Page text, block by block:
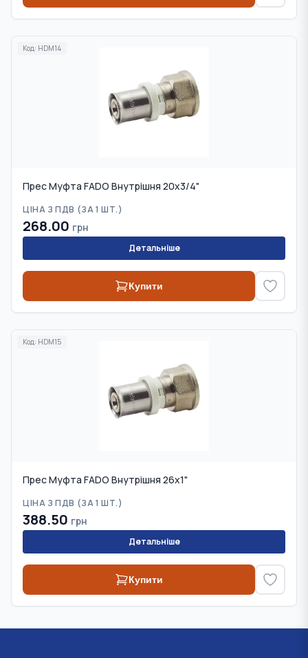
Код: HDM14
Прес Муфта FADO Внутрішня 20х3/4"
ЦІНА З ПДВ (ЗА 1 ШТ.)
268.00 грн
Детальніше
Купити
Код: HDM15
Прес Муфта FADO Внутрішня 26х1"
ЦІНА З ПДВ (ЗА 1 ШТ.)
388.50 грн
Детальніше
Купити